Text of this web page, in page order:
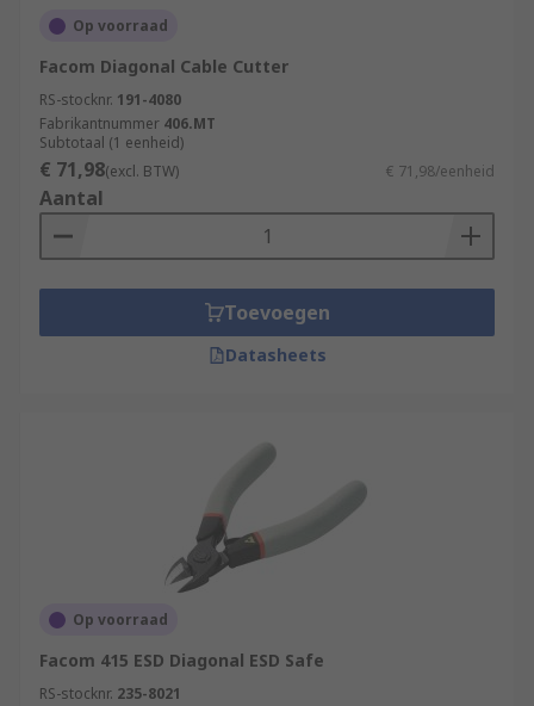
Op voorraad
Facom Diagonal Cable Cutter
RS-stocknr. 191-4080
Fabrikantnummer 406.MT
Subtotaal (1 eenheid)
€ 71,98(excl. BTW) € 71,98/eenheid
Aantal
Toevoegen
Datasheets
Op voorraad
Facom 415 ESD Diagonal ESD Safe
RS-stocknr. 235-8021